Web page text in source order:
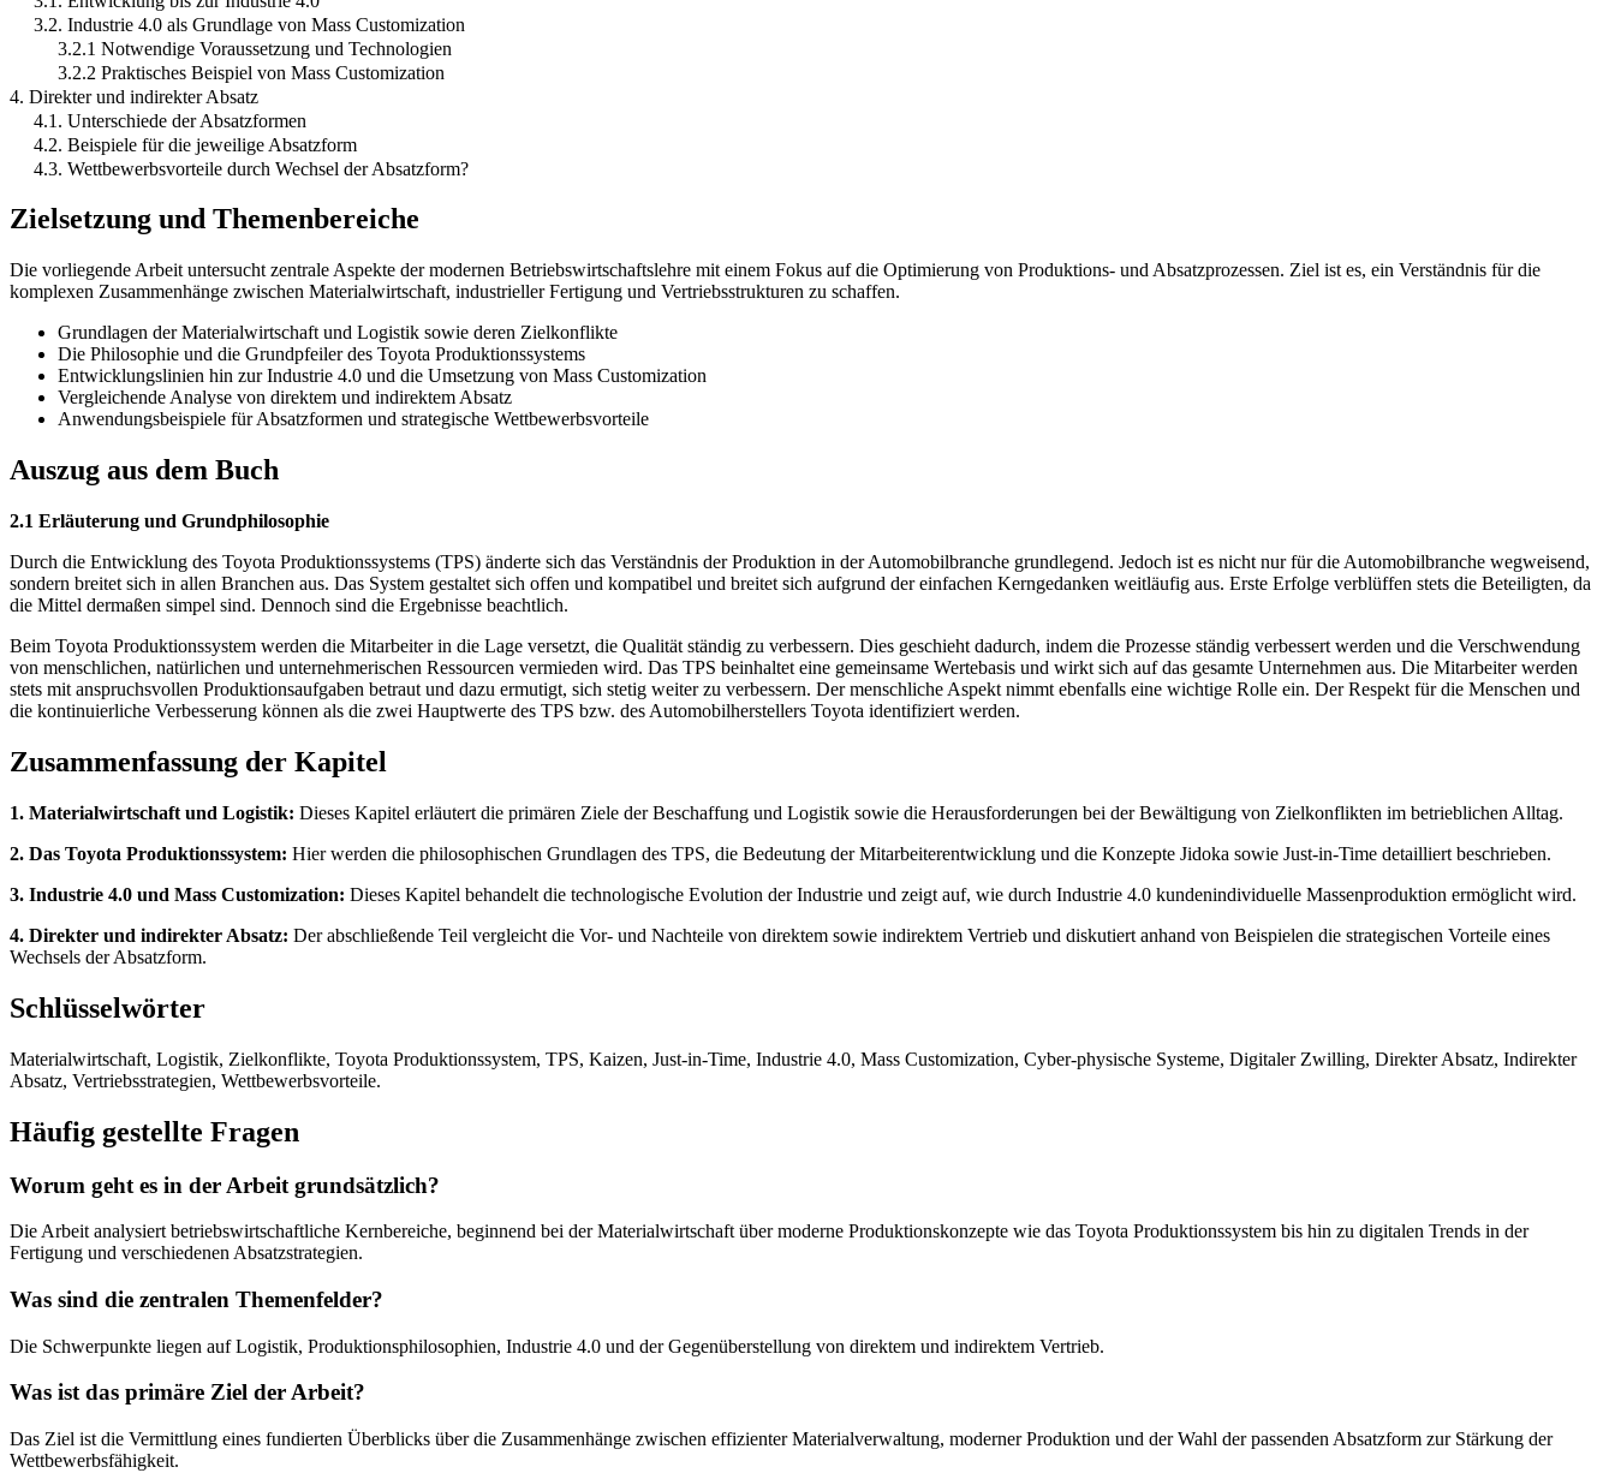
3.2. Industrie 4.0 als Grundlage von Mass Customization
3.2.1 Notwendige Voraussetzung und Technologien
3.2.2 Praktisches Beispiel von Mass Customization
4. Direkter und indirekter Absatz
4.1. Unterschiede der Absatzformen
4.2. Beispiele für die jeweilige Absatzform
4.3. Wettbewerbsvorteile durch Wechsel der Absatzform?
Zielsetzung und Themenbereiche
Die vorliegende Arbeit untersucht zentrale Aspekte der modernen Betriebswirtschaftslehre mit einem Fokus auf die Optimierung von Produktions- und Absatzprozessen. Ziel ist es, ein Verständnis für die
komplexen Zusammenhänge zwischen Materialwirtschaft, industrieller Fertigung und Vertriebsstrukturen zu schaffen.
Grundlagen der Materialwirtschaft und Logistik sowie deren Zielkonflikte
Die Philosophie und die Grundpfeiler des Toyota Produktionssystems
Entwicklungslinien hin zur Industrie 4.0 und die Umsetzung von Mass Customization
Vergleichende Analyse von direktem und indirektem Absatz
Anwendungsbeispiele für Absatzformen und strategische Wettbewerbsvorteile
Auszug aus dem Buch
2.1 Erläuterung und Grundphilosophie
Durch die Entwicklung des Toyota Produktionssystems (TPS) änderte sich das Verständnis der Produktion in der Automobilbranche grundlegend. Jedoch ist es nicht nur für die Automobilbranche wegweisend,
sondern breitet sich in allen Branchen aus. Das System gestaltet sich offen und kompatibel und breitet sich aufgrund der einfachen Kerngedanken weitläufig aus. Erste Erfolge verblüffen stets die Beteiligten, da
die Mittel dermaßen simpel sind. Dennoch sind die Ergebnisse beachtlich.
Beim Toyota Produktionssystem werden die Mitarbeiter in die Lage versetzt, die Qualität ständig zu verbessern. Dies geschieht dadurch, indem die Prozesse ständig verbessert werden und die Verschwendung
von menschlichen, natürlichen und unternehmerischen Ressourcen vermieden wird. Das TPS beinhaltet eine gemeinsame Wertebasis und wirkt sich auf das gesamte Unternehmen aus. Die Mitarbeiter werden
stets mit anspruchsvollen Produktionsaufgaben betraut und dazu ermutigt, sich stetig weiter zu verbessern. Der menschliche Aspekt nimmt ebenfalls eine wichtige Rolle ein. Der Respekt für die Menschen und
die kontinuierliche Verbesserung können als die zwei Hauptwerte des TPS bzw. des Automobilherstellers Toyota identifiziert werden.
Zusammenfassung der Kapitel
1. Materialwirtschaft und Logistik: Dieses Kapitel erläutert die primären Ziele der Beschaffung und Logistik sowie die Herausforderungen bei der Bewältigung von Zielkonflikten im betrieblichen Alltag.
2. Das Toyota Produktionssystem: Hier werden die philosophischen Grundlagen des TPS, die Bedeutung der Mitarbeiterentwicklung und die Konzepte Jidoka sowie Just-in-Time detailliert beschrieben.
3. Industrie 4.0 und Mass Customization: Dieses Kapitel behandelt die technologische Evolution der Industrie und zeigt auf, wie durch Industrie 4.0 kundenindividuelle Massenproduktion ermöglicht wird.
4. Direkter und indirekter Absatz: Der abschließende Teil vergleicht die Vor- und Nachteile von direktem sowie indirektem Vertrieb und diskutiert anhand von Beispielen die strategischen Vorteile eines
Wechsels der Absatzform.
Schlüsselwörter
Materialwirtschaft, Logistik, Zielkonflikte, Toyota Produktionssystem, TPS, Kaizen, Just-in-Time, Industrie 4.0, Mass Customization, Cyber-physische Systeme, Digitaler Zwilling, Direkter Absatz, Indirekter
Absatz, Vertriebsstrategien, Wettbewerbsvorteile.
Häufig gestellte Fragen
Worum geht es in der Arbeit grundsätzlich?
Die Arbeit analysiert betriebswirtschaftliche Kernbereiche, beginnend bei der Materialwirtschaft über moderne Produktionskonzepte wie das Toyota Produktionssystem bis hin zu digitalen Trends in der
Fertigung und verschiedenen Absatzstrategien.
Was sind die zentralen Themenfelder?
Die Schwerpunkte liegen auf Logistik, Produktionsphilosophien, Industrie 4.0 und der Gegenüberstellung von direktem und indirektem Vertrieb.
Was ist das primäre Ziel der Arbeit?
Das Ziel ist die Vermittlung eines fundierten Überblicks über die Zusammenhänge zwischen effizienter Materialverwaltung, moderner Produktion und der Wahl der passenden Absatzform zur Stärkung der
Wettbewerbsfähigkeit.